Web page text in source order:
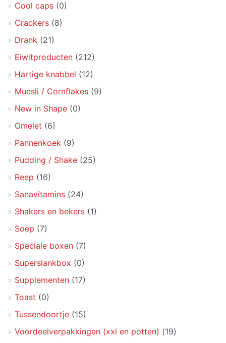
Cool caps (0)
Crackers (8)
Drank (21)
Eiwitproducten (212)
Hartige knabbel (12)
Muesli / Cornflakes (9)
New in Shape (0)
Omelet (6)
Pannenkoek (9)
Pudding / Shake (25)
Reep (16)
Sanavitamins (24)
Shakers en bekers (1)
Soep (7)
Speciale boxen (7)
Superslankbox (0)
Supplementen (17)
Toast (0)
Tussendoortje (15)
Voordeelverpakkingen (xxl en potten) (19)